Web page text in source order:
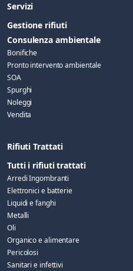
Servizi
Gestione rifiuti
Consulenza ambientale
Bonifiche
Pronto intervento ambientale
SOA
Spurghi
Noleggi
Vendita
Rifiuti Trattati
Tutti i rifiuti trattati
Arredi Ingombranti
Elettronici e batterie
Liquidi e fanghi
Metalli
Oli
Organico e alimentare
Pericolosi
Sanitari e infettivi